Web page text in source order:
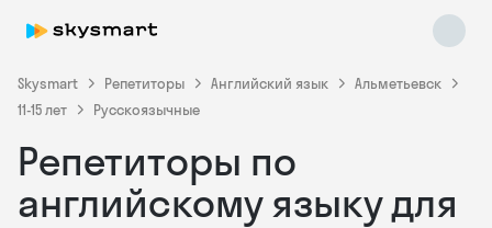
Skysmart Репетиторы Английский язык
Альметьевск
11-15 лет
Русскоязычные
Репетиторы по
английскому языку для